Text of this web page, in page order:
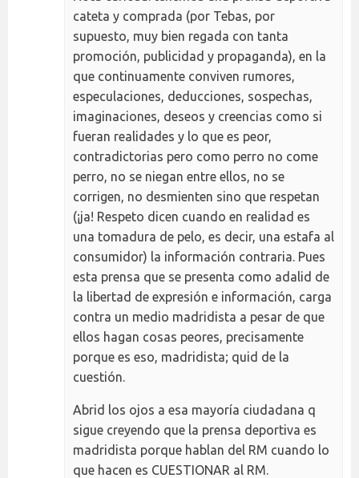
cateta y comprada (por Tebas, por
supuesto, muy bien regada con tanta
promoción, publicidad y propaganda), en la
que continuamente conviven rumores,
especulaciones, deducciones, sospechas,
imaginaciones, deseos y creencias como si
fueran realidades y lo que es peor,
contradictorias pero como perro no come
perro, no se niegan entre ellos, no se
corrigen, no desmienten sino que respetan
(¡ja! Respeto dicen cuando en realidad es
una tomadura de pelo, es decir, una estafa al
consumidor) la información contraria. Pues
esta prensa que se presenta como adalid de
la libertad de expresión e información, carga
contra un medio madridista a pesar de que
ellos hagan cosas peores, precisamente
porque es eso, madridista; quid de la
cuestión.
Abrid los ojos a esa mayoría ciudadana q
sigue creyendo que la prensa deportiva es
madridista porque hablan del RM cuando lo
que hacen es CUESTIONAR al RM.